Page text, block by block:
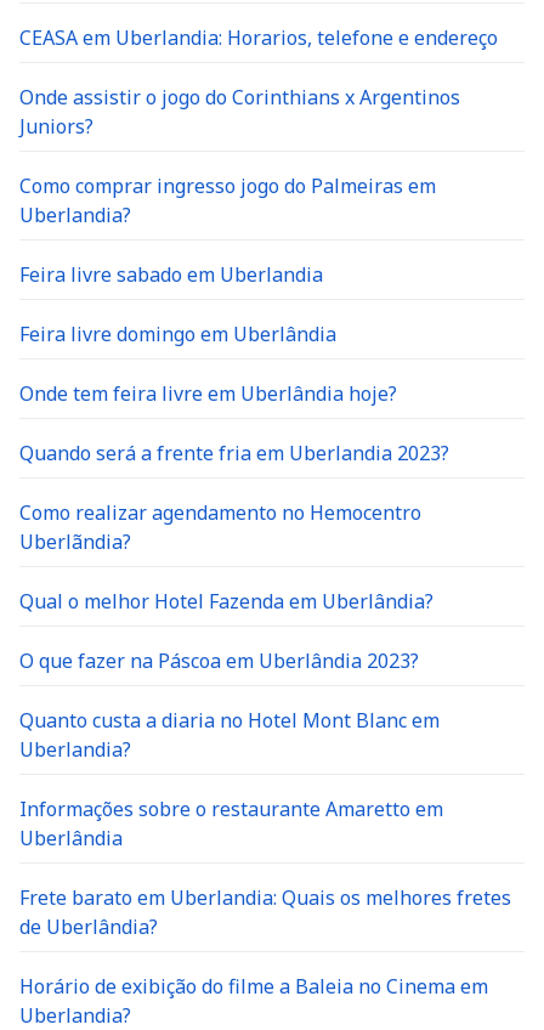
CEASA em Uberlandia: Horarios, telefone e endereço
Onde assistir o jogo do Corinthians x Argentinos
Juniors?
Como comprar ingresso jogo do Palmeiras em
Uberlandia?
Feira livre sabado em Uberlandia
Feira livre domingo em Uberlândia
Onde tem feira livre em Uberlândia hoje?
Quando será a frente fria em Uberlandia 2023?
Como realizar agendamento no Hemocentro
Uberlãndia?
Qual o melhor Hotel Fazenda em Uberlândia?
O que fazer na Páscoa em Uberlândia 2023?
Quanto custa a diaria no Hotel Mont Blanc em
Uberlandia?
Informações sobre o restaurante Amaretto em
Uberlândia
Frete barato em Uberlandia: Quais os melhores fretes
de Uberlândia?
Horário de exibição do filme a Baleia no Cinema em
Uberlandia?